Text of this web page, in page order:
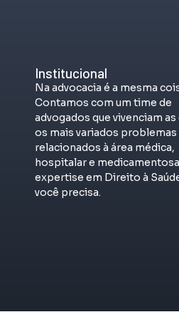
Institucional
Na advocacia é a mesma
Contamos com um time de
advogados que vivenciam
os mais variados problemas
relacionados à área médica,
hospitalar e
expertise em Direito à
você precisa.